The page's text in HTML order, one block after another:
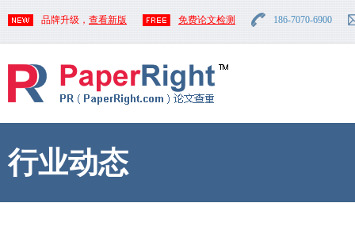
品牌升级， 查看新版 免费论文检测 186-7070-6900
行业动态